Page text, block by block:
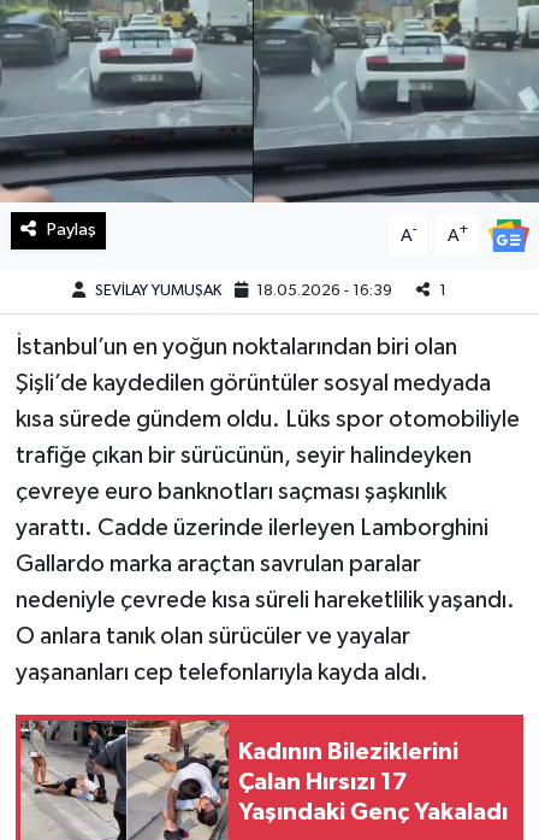
Paylaş A- A+
SEVİLAY YUMUŞAK 18.05.2026 - 16:39 1
İstanbul’un en yoğun noktalarından biri olan
Şişli’de kaydedilen görüntüler sosyal medyada
kısa sürede gündem oldu. Lüks spor otomobiliyle
trafiğe çıkan bir sürücünün, seyir halindeyken
çevreye euro banknotları saçması şaşkınlık
yarattı. Cadde üzerinde ilerleyen Lamborghini
Gallardo marka araçtan savrulan paralar
nedeniyle çevrede kısa süreli hareketlilik yaşandı.
O anlara tanık olan sürücüler ve yayalar
yaşananları cep telefonlarıyla kayda aldı.
Kadının Bileziklerini
Çalan Hırsızı 17
Yaşındaki Genç Yakaladı
Magazin
Manşet Altı
Manşetler
Resmi İlan
Spor
SürManşet
Teknoloji
Yaşam
KAHRAMANMARAŞ